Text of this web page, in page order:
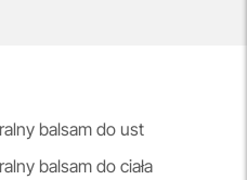
balsam do ust
balsam do ciała